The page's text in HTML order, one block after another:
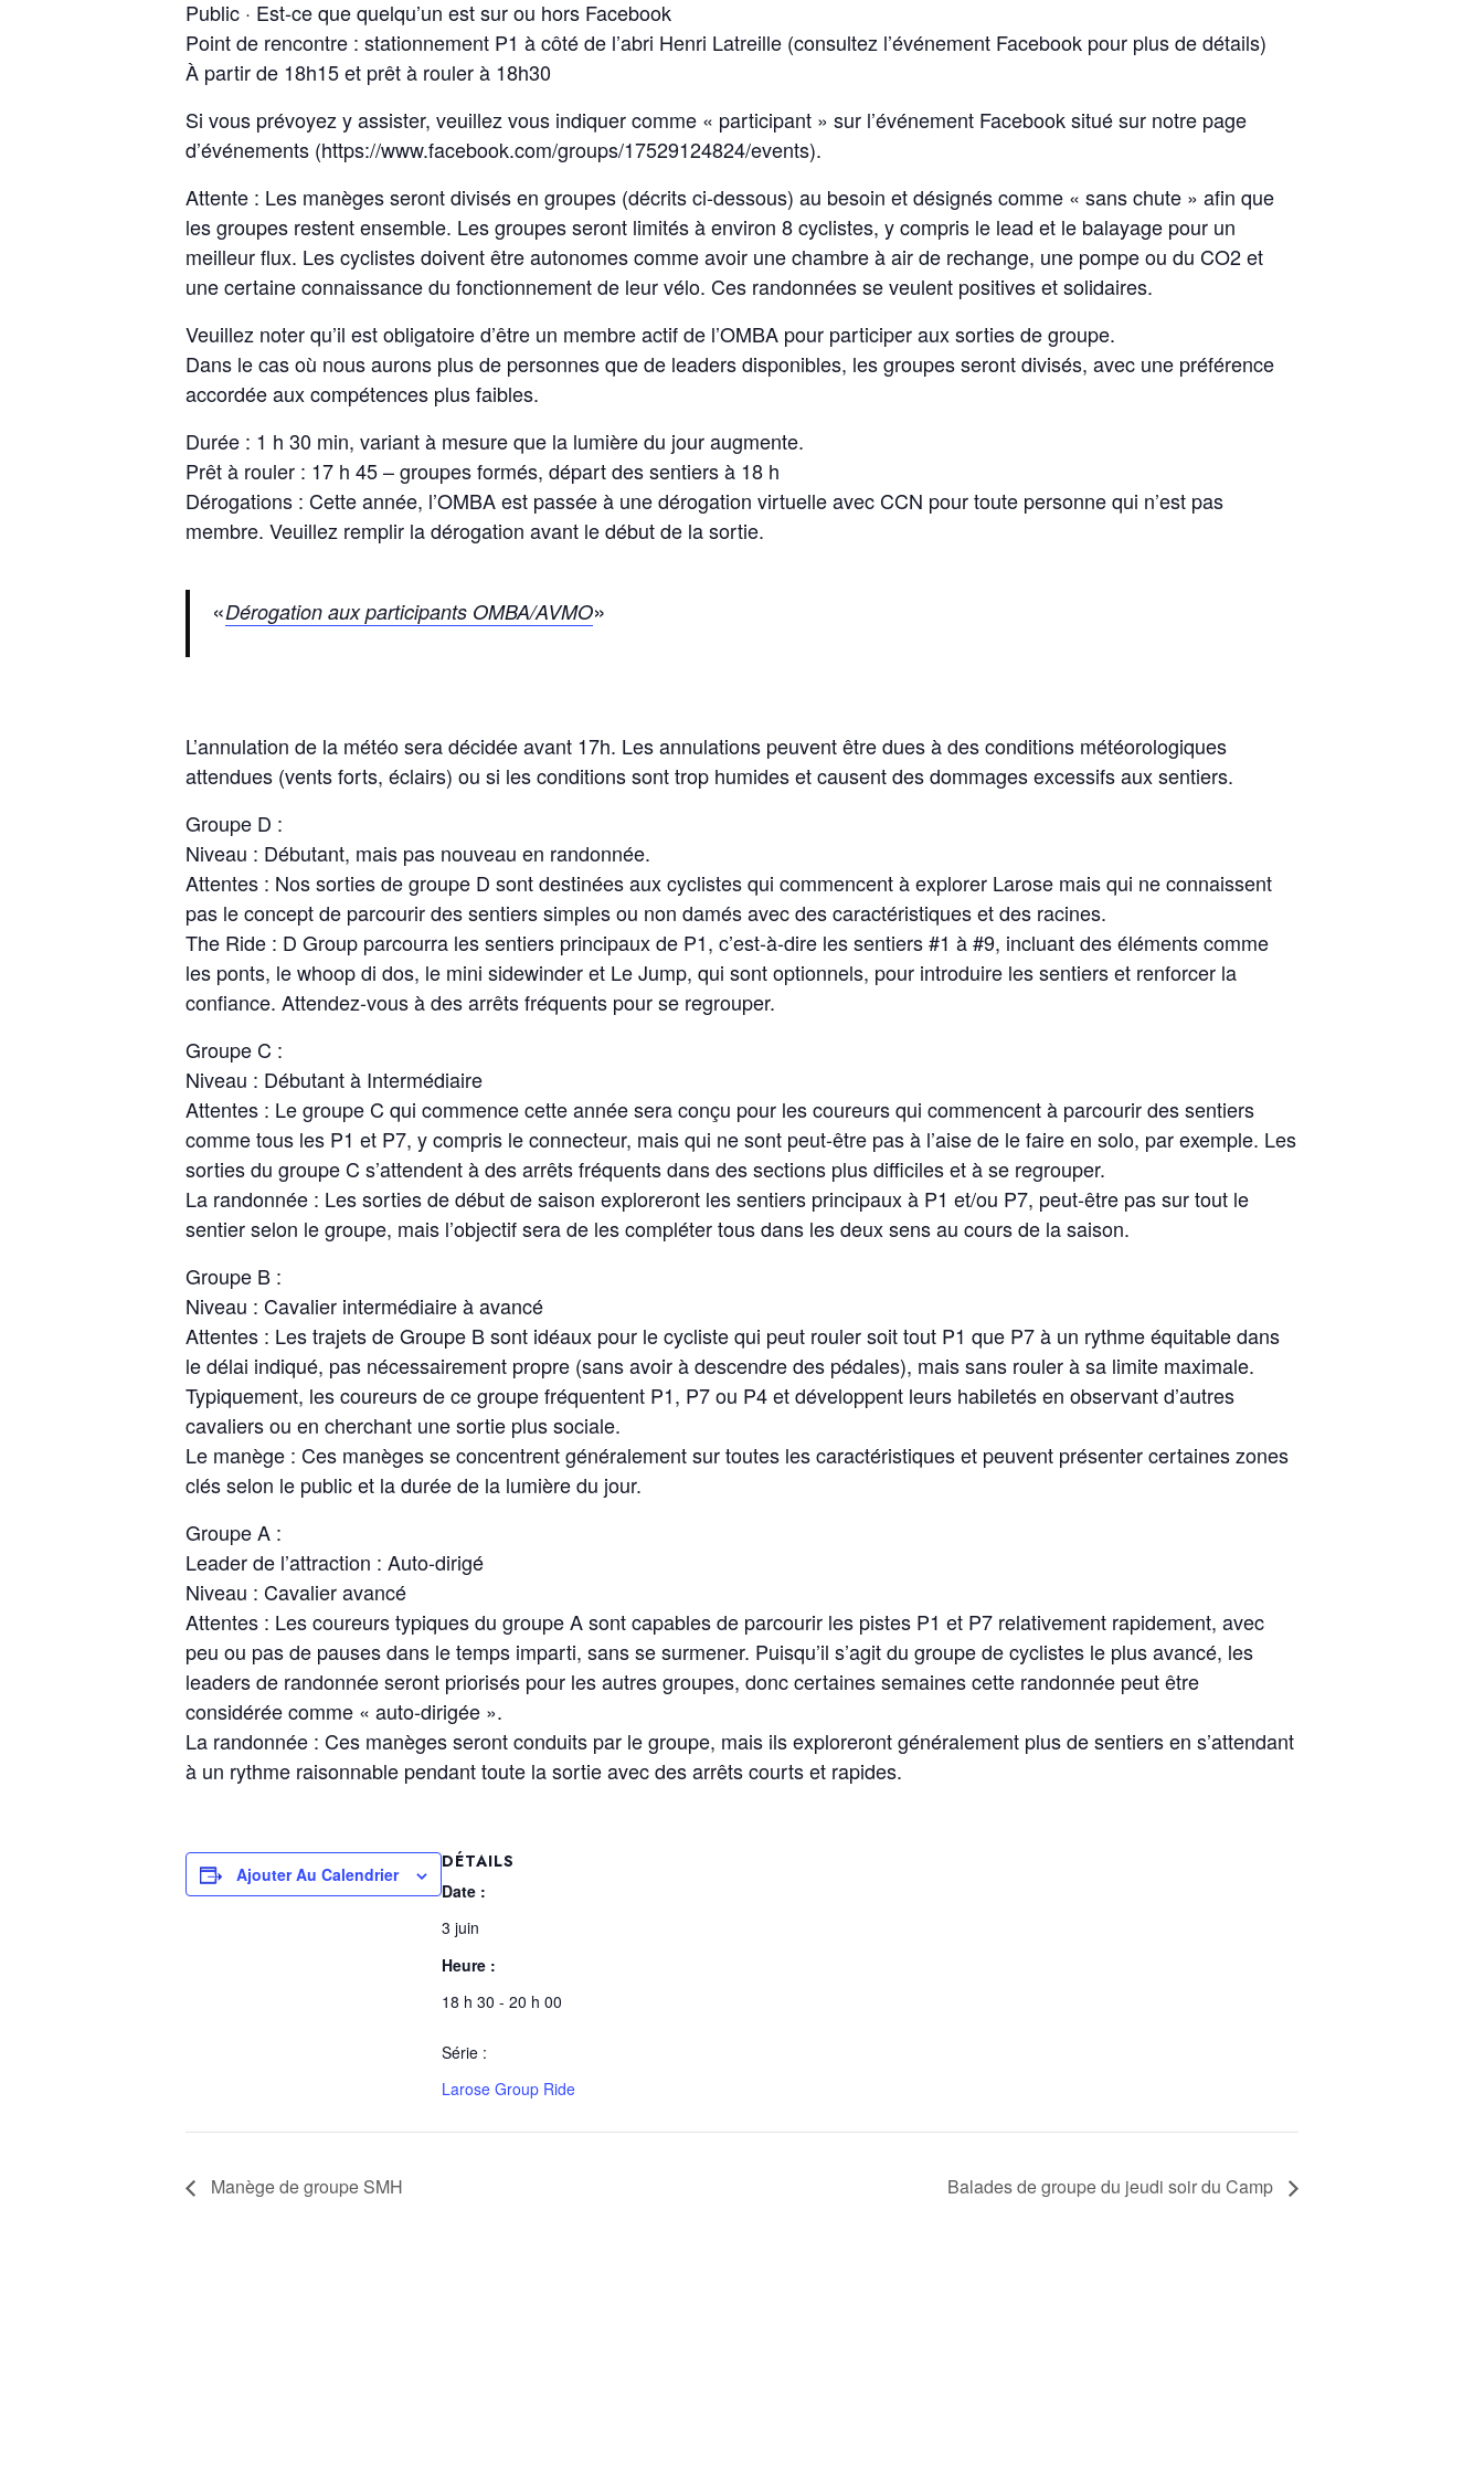
Public · Est-ce que quelqu’un est sur ou hors Facebook
Point de rencontre : stationnement P1 à côté de l’abri Henri Latreille (consultez l’événement Facebook pour plus de détails)
À partir de 18h15 et prêt à rouler à 18h30
Si vous prévoyez y assister, veuillez vous indiquer comme « participant » sur l’événement Facebook situé sur notre page
d’événements (https://www.facebook.com/groups/17529124824/events).
Attente : Les manèges seront divisés en groupes (décrits ci-dessous) au besoin et désignés comme « sans chute » afin que
les groupes restent ensemble. Les groupes seront limités à environ 8 cyclistes, y compris le lead et le balayage pour un
meilleur flux. Les cyclistes doivent être autonomes comme avoir une chambre à air de rechange, une pompe ou du CO2 et
une certaine connaissance du fonctionnement de leur vélo. Ces randonnées se veulent positives et solidaires.
Veuillez noter qu’il est obligatoire d’être un membre actif de l’OMBA pour participer aux sorties de groupe.
Dans le cas où nous aurons plus de personnes que de leaders disponibles, les groupes seront divisés, avec une préférence
accordée aux compétences plus faibles.
Durée : 1 h 30 min, variant à mesure que la lumière du jour augmente.
Prêt à rouler : 17 h 45 – groupes formés, départ des sentiers à 18 h
Dérogations : Cette année, l’OMBA est passée à une dérogation virtuelle avec CCN pour toute personne qui n’est pas
membre. Veuillez remplir la dérogation avant le début de la sortie.
Dérogation aux participants OMBA/AVMO
L’annulation de la météo sera décidée avant 17h. Les annulations peuvent être dues à des conditions météorologiques
attendues (vents forts, éclairs) ou si les conditions sont trop humides et causent des dommages excessifs aux sentiers.
Groupe D :
Niveau : Débutant, mais pas nouveau en randonnée.
Attentes : Nos sorties de groupe D sont destinées aux cyclistes qui commencent à explorer Larose mais qui ne connaissent
pas le concept de parcourir des sentiers simples ou non damés avec des caractéristiques et des racines.
The Ride : D Group parcourra les sentiers principaux de P1, c’est-à-dire les sentiers #1 à #9, incluant des éléments comme
les ponts, le whoop di dos, le mini sidewinder et Le Jump, qui sont optionnels, pour introduire les sentiers et renforcer la
confiance. Attendez-vous à des arrêts fréquents pour se regrouper.
Groupe C :
Niveau : Débutant à Intermédiaire
Attentes : Le groupe C qui commence cette année sera conçu pour les coureurs qui commencent à parcourir des sentiers
comme tous les P1 et P7, y compris le connecteur, mais qui ne sont peut-être pas à l’aise de le faire en solo, par exemple. Les
sorties du groupe C s’attendent à des arrêts fréquents dans des sections plus difficiles et à se regrouper.
La randonnée : Les sorties de début de saison exploreront les sentiers principaux à P1 et/ou P7, peut-être pas sur tout le
sentier selon le groupe, mais l’objectif sera de les compléter tous dans les deux sens au cours de la saison.
Groupe B :
Niveau : Cavalier intermédiaire à avancé
Attentes : Les trajets de Groupe B sont idéaux pour le cycliste qui peut rouler soit tout P1 que P7 à un rythme équitable dans
le délai indiqué, pas nécessairement propre (sans avoir à descendre des pédales), mais sans rouler à sa limite maximale.
Typiquement, les coureurs de ce groupe fréquentent P1, P7 ou P4 et développent leurs habiletés en observant d’autres
cavaliers ou en cherchant une sortie plus sociale.
Le manège : Ces manèges se concentrent généralement sur toutes les caractéristiques et peuvent présenter certaines zones
clés selon le public et la durée de la lumière du jour.
Groupe A :
Leader de l’attraction : Auto-dirigé
Niveau : Cavalier avancé
Attentes : Les coureurs typiques du groupe A sont capables de parcourir les pistes P1 et P7 relativement rapidement, avec
peu ou pas de pauses dans le temps imparti, sans se surmener. Puisqu’il s’agit du groupe de cyclistes le plus avancé, les
leaders de randonnée seront priorisés pour les autres groupes, donc certaines semaines cette randonnée peut être
considérée comme « auto-dirigée ».
La randonnée : Ces manèges seront conduits par le groupe, mais ils exploreront généralement plus de sentiers en s’attendant
à un rythme raisonnable pendant toute la sortie avec des arrêts courts et rapides.
Ajouter Au Calendrier
DÉTAILS
Date :
3 juin
Heure :
18 h 30 - 20 h 00
Série :
Larose Group Ride
Manège de groupe SMH Balades de groupe du jeudi soir du Camp